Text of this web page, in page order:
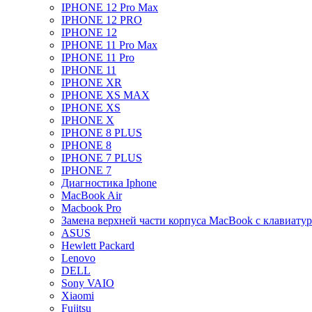
IPHONE 12 Pro Max
IPHONE 12 PRO
IPHONE 12
IPHONE 11 Pro Max
IPHONE 11 Pro
IPHONE 11
IPHONE XR
IPHONE XS MAX
IPHONE XS
IPHONE X
IPHONE 8 PLUS
IPHONE 8
IPHONE 7 PLUS
IPHONE 7
Диагностика Iphone
MacBook Air
Macbook Pro
Замена верхней части корпуса MacBook с
ASUS
Hewlett Packard
Lenovo
DELL
Sony VAIO
Xiaomi
Fujitsu